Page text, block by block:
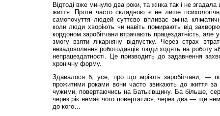
Відтоді вже минуло два роки, та жінка так і не
життя. Проте часто складною є не лише
самопочуття людей суттєво впливає зміна
коли люди хворіють чи навіть помирають від
кордоном заробітчани втрачають працездатність,
змогу взяти лікарняну відпустку. Через страх
незадоволення роботодавців люди ходять на роботу
непрацездатності. Це призводить до задавнення
хронічну форму.
Здавалося б, усе, про що мріють заробітчани, —
прожитими роками вони часто звикають до життя
чужими, повертаючись на Батьківщину. Ба більше,
через рік немає чого повертатися, через два — ще
до кого…